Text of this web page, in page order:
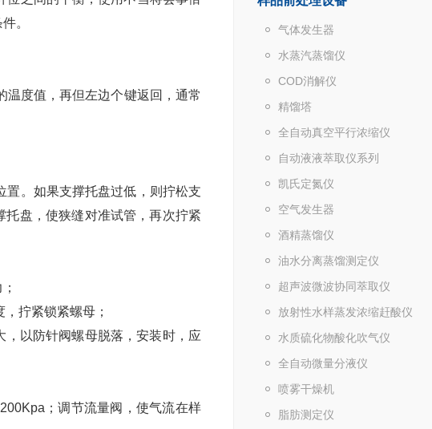
气体发生器
水蒸汽蒸馏仪
COD消解仪
精馏塔
全自动真空平行浓缩仪
自动液液萃取仪系列
凯氏定氮仪
空气发生器
酒精蒸馏仪
油水分离蒸馏测定仪
超声波微波协同萃取仪
放射性水样蒸发浓缩赶酸仪
水质硫化物酸化吹气仪
全自动微量分液仪
喷雾干燥机
脂肪测定仪
。
度值，再但左边个键返回，通常
。如果支撑托盘过低，则拧松支
盘，使狭缝对准试管，再次拧紧
拧紧锁紧螺母；
以防针阀螺母脱落，安装时，应
；调节流量阀，使气流在样